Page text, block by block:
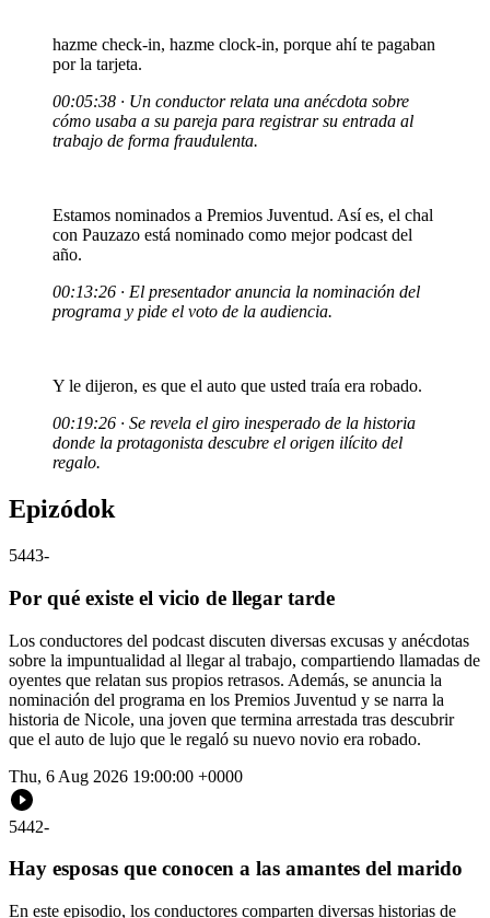
hazme check-in, hazme clock-in, porque ahí te pagaban
por la tarjeta.
00:05:38 · Un conductor relata una anécdota sobre
cómo usaba a su pareja para registrar su entrada al
trabajo de forma fraudulenta.
Estamos nominados a Premios Juventud. Así es, el chal
con Pauzazo está nominado como mejor podcast del
año.
00:13:26 · El presentador anuncia la nominación del
programa y pide el voto de la audiencia.
Y le dijeron, es que el auto que usted traía era robado.
00:19:26 · Se revela el giro inesperado de la historia
donde la protagonista descubre el origen ilícito del
regalo.
Epizódok
5443-
Por qué existe el vicio de llegar tarde
Los conductores del podcast discuten diversas excusas y anécdotas
sobre la impuntualidad al llegar al trabajo, compartiendo llamadas de
oyentes que relatan sus propios retrasos. Además, se anuncia la
nominación del programa en los Premios Juventud y se narra la
historia de Nicole, una joven que termina arrestada tras descubrir
que el auto de lujo que le regaló su nuevo novio era robado.
Thu, 6 Aug 2026 19:00:00 +0000
5442-
Hay esposas que conocen a las amantes del marido
En este episodio, los conductores comparten diversas historias de